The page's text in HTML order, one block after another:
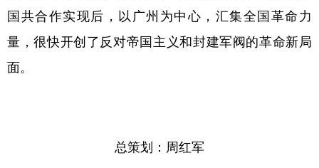
国共合作实现后，以广州为中心，汇集全国革命力
量，很快开创了反对帝国主义和封建军阀的革命新局
面。
总策划：周红军